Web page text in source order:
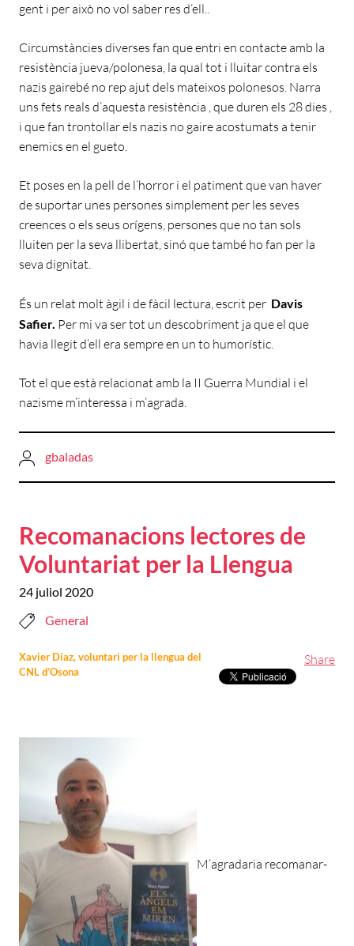
gent i per això no vol saber res d’ell..
Circumstàncies diverses fan que entri en contacte amb la
resistència jueva/polonesa, la qual tot i lluitar contra els
nazis gairebé no rep ajut dels mateixos polonesos. Narra
uns fets reals d’aquesta resistència , que duren els 28 dies ,
i que fan trontollar els nazis no gaire acostumats a tenir
enemics en el gueto.
Et poses en la pell de l’horror i el patiment que van haver
de suportar unes persones simplement per les seves
creences o els seus orígens, persones que no tan sols
lluiten per la seva llibertat, sinó que també ho fan per la
seva dignitat.
És un relat molt àgil i de fàcil lectura, escrit per Davis
Safier. Per mi va ser tot un descobriment ja que el que
havia llegit d’ell era sempre en un to humorístic.
Tot el que està relacionat amb la II Guerra Mundial i el
nazisme m’interessa i m’agrada.
gbaladas
Recomanacions lectores de
Voluntariat per la Llengua
24 juliol 2020
General
Share
Xavier Díaz, voluntari per la llengua del
CNL d’Osona
M’agradaria recomanar-